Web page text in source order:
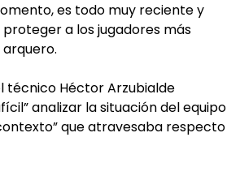
es todo muy reciente y
a los jugadores más
arquero.
técnico Héctor Arzubialde
analizar la situación del equipo
que atravesaba respecto